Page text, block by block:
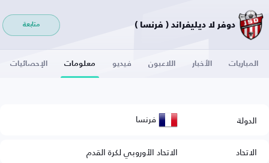
دوفر لا ديليفراند ( فرنسا ) متابعة
المباريات الأخبار اللاعبون فيديو معلومات الإحصائيات
الدولة فرنسا
الاتحاد
الاتحاد الأوروبي لكرة القدم